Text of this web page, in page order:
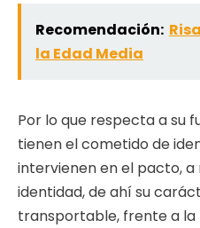
Recomendación:
la Edad Media
Por lo que respecta a su
tienen el cometido de
intervienen en el pacto,
identidad, de ahí su
transportable, frente a la